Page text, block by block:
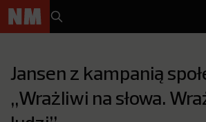
Jansen z kampanią
„Wrażliwi na słowa.